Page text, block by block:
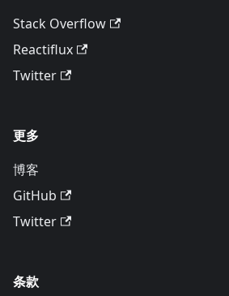
Stack Overflow
Reactiflux
Twitter
更多
博客
GitHub
Twitter
条款